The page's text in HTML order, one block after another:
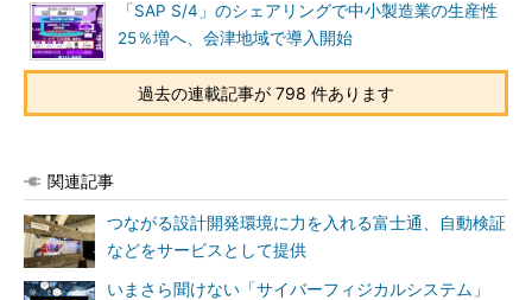
「SAP S/4」のシェアリングで中小製造業の生産性
25％増へ、会津地域で導入開始
過去の連載記事が 798 件あります
関連記事
つながる設計開発環境に力を入れる富士通、自動検証
などをサービスとして提供
いまさら聞けない「サイバーフィジカルシステム」